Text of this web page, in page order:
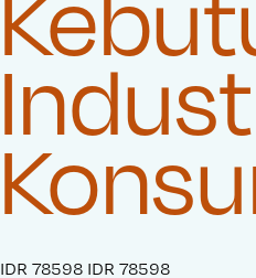
S
IDR 78598 O
IDR 78598